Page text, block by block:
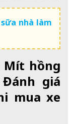
nhà làm
Mít hồng
giá
mua xe